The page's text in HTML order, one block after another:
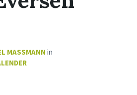
MASSMANN
in